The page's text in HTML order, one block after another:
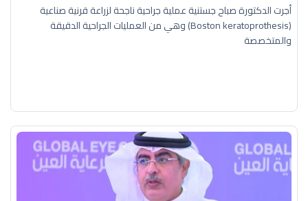
أجرت الدكتورة صباح جستنية عملية جراحية ناجحة لزراعة قرنية صناعية
(Boston keratoprothesis) وهي من العمليات الجراحية الدقيقة
والمتخصصة